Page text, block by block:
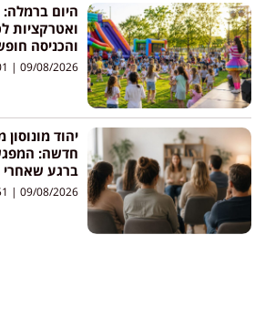
היום
ואטרקציות
והכניסה
09/08/2026
יהוד
חדשה:
ברגע
09/08/2026